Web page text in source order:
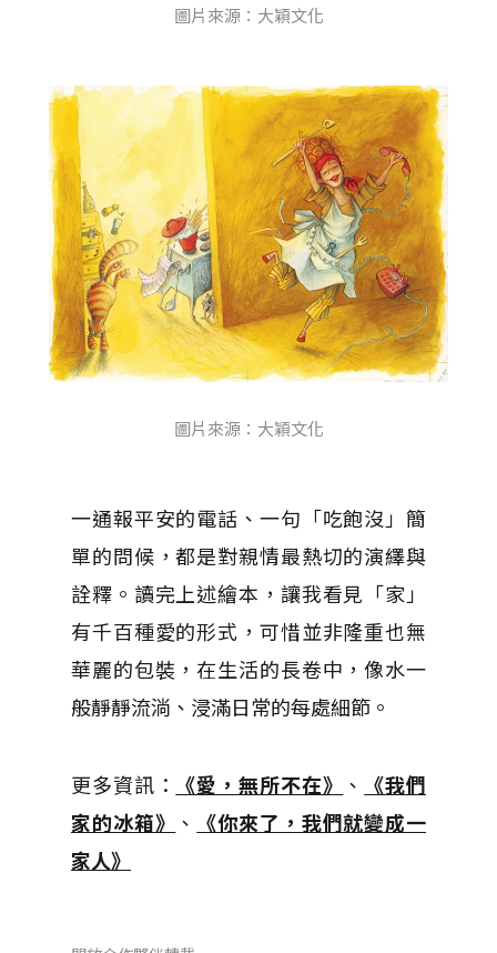
圖片來源：大穎文化
圖片來源：大穎文化
一通報平安的電話、一句「吃飽沒」簡
單的問候，都是對親情最熱切的演繹與
詮釋。讀完上述繪本，讓我看見「家」
有千百種愛的形式，可惜並非隆重也無
華麗的包裝，在生活的長卷中，像水一
般靜靜流淌、浸滿日常的每處細節。
更多資訊： 《愛，無所不在》 、
《我們
家的冰箱》 、
《你來了，我們就變成一
家人》